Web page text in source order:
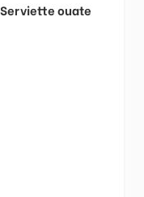
ouate